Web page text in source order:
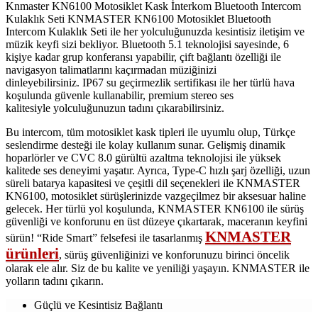
Knmaster KN6100 Motosiklet Kask İnterkom Bluetooth Intercom
Kulaklık Seti KNMASTER KN6100 Motosiklet Bluetooth
Intercom Kulaklık Seti ile her yolculuğunuzda kesintisiz iletişim ve
müzik keyfi sizi bekliyor. Bluetooth 5.1 teknolojisi sayesinde, 6
kişiye kadar grup konferansı yapabilir, çift bağlantı özelliği ile
navigasyon talimatlarını kaçırmadan müziğinizi
dinleyebilirsiniz. IP67 su geçirmezlik sertifikası ile her türlü hava
koşulunda güvenle kullanabilir, premium stereo ses
kalitesiyle yolculuğunuzun tadını çıkarabilirsiniz.
Bu intercom, tüm motosiklet kask tipleri ile uyumlu olup, Türkçe
seslendirme desteği ile kolay kullanım sunar. Gelişmiş dinamik
hoparlörler ve CVC 8.0 gürültü azaltma teknolojisi ile yüksek
kalitede ses deneyimi yaşatır. Ayrıca, Type-C hızlı şarj özelliği, uzun
süreli batarya kapasitesi ve çeşitli dil seçenekleri ile KNMASTER
KN6100, motosiklet sürüşlerinizde vazgeçilmez bir aksesuar haline
gelecek. Her türlü yol koşulunda, KNMASTER KN6100 ile sürüş
güvenliği ve konforunu en üst düzeye çıkartarak, maceranın keyfini
sürün! “Ride Smart” felsefesi ile tasarlanmış KNMASTER
ürünleri, sürüş güvenliğinizi ve konforunuzu birinci öncelik
olarak ele alır. Siz de bu kalite ve yeniliği yaşayın. KNMASTER ile
yolların tadını çıkarın.
Güçlü ve Kesintisiz Bağlantı